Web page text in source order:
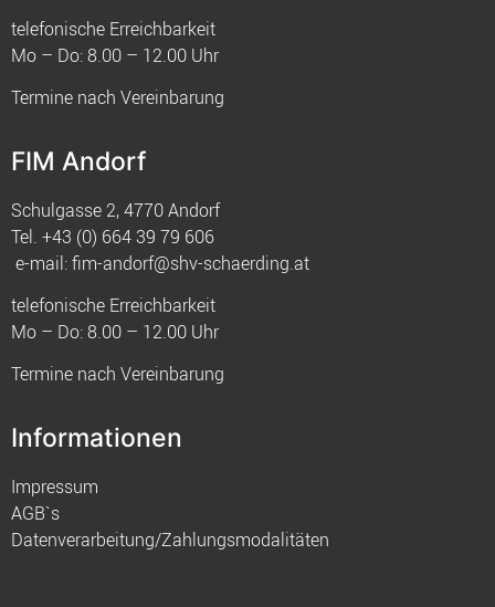
telefonische Erreichbarkeit
Mo – Do: 8.00 – 12.00 Uhr
Termine nach Vereinbarung
FIM Andorf
Schulgasse 2, 4770 Andorf
Tel. +43 (0) 664 39 79 606
e-mail:fim-andorf@shv-schaerding.at
telefonische Erreichbarkeit
Mo – Do: 8.00 – 12.00 Uhr
Termine nach Vereinbarung
Informationen
Impressum
AGB`s
Datenverarbeitung/Zahlungsmodalitäten